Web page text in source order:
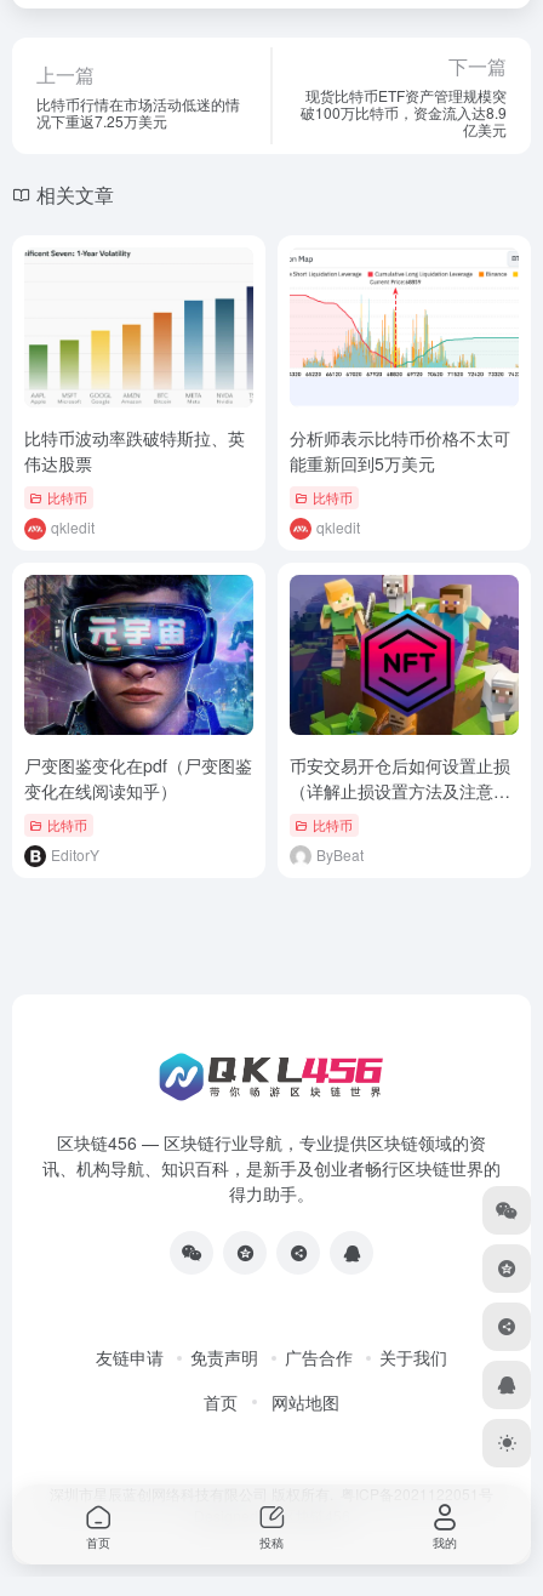
上一篇
比特币行情在市场活动低迷的情
况下重返7.25万美元
下一篇
现货比特币ETF资产管理规模突
破100万比特币，资金流入达8.9
亿美元
相关文章
比特币波动率跌破特斯拉、英
伟达股票
比特币
qkledit
分析师表示比特币价格不太可
能重新回到5万美元
比特币
qkledit
尸变图鉴变化在pdf（尸变图鉴
变化在线阅读知乎）
比特币
EditorY
币安交易开仓后如何设置止损
（详解止损设置方法及注意事
项）比特币
ByBeat
区块链456 — 区块链行业导航，专业提供区块链领域的资
讯、机构导航、知识百科，是新手及创业者畅行区块链世界的
得力助手。
友链申请 免责声明 广告合作
关于我们
首页
网站地图
Designed by区块链456
首页 投稿 我的